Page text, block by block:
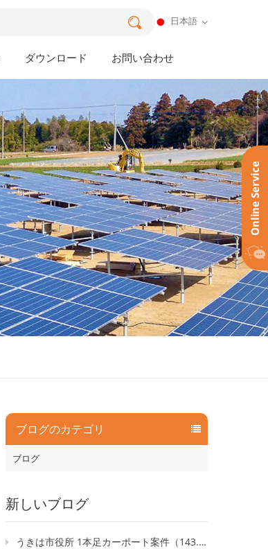
日本語
ダウンロード お問い合わせ
ブログのカテゴリ
ブログ
新しいブログ
うきは市役所 1本足カーポート案件（143.52kW）が竣工いたしました